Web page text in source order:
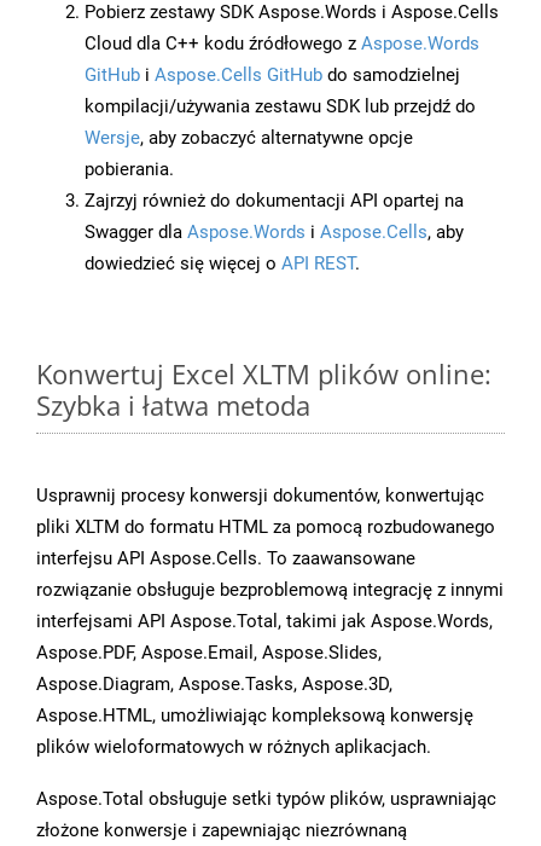
Pobierz zestawy SDK Aspose.Words i Aspose.Cells
Cloud dla C++ kodu źródłowego z Aspose.Words
GitHub i Aspose.Cells GitHub do samodzielnej
kompilacji/używania zestawu SDK lub przejdź do
Wersje, aby zobaczyć alternatywne opcje
pobierania.
Zajrzyj również do dokumentacji API opartej na
Swagger dla Aspose.Words i Aspose.Cells, aby
dowiedzieć się więcej o API REST.
Konwertuj Excel XLTM plików online:
Szybka i łatwa metoda
Usprawnij procesy konwersji dokumentów, konwertując
pliki XLTM do formatu HTML za pomocą rozbudowanego
interfejsu API Aspose.Cells. To zaawansowane
rozwiązanie obsługuje bezproblemową integrację z innymi
interfejsami API Aspose.Total, takimi jak Aspose.Words,
Aspose.PDF, Aspose.Email, Aspose.Slides,
Aspose.Diagram, Aspose.Tasks, Aspose.3D,
Aspose.HTML, umożliwiając kompleksową konwersję
plików wieloformatowych w różnych aplikacjach.
Aspose.Total obsługuje setki typów plików, usprawniając
złożone konwersje i zapewniając niezrównaną